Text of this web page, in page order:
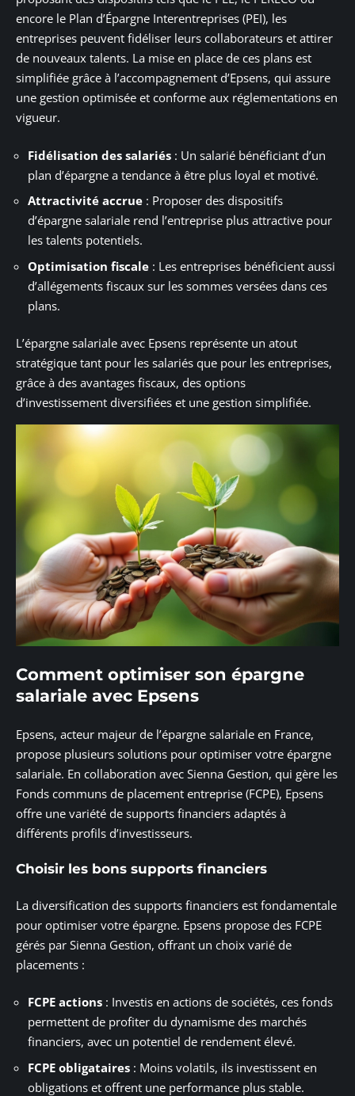
encore le Plan d’Épargne Interentreprises (PEI), les
entreprises peuvent fidéliser leurs collaborateurs et attirer
de nouveaux talents. La mise en place de ces plans est
simplifiée grâce à l’accompagnement d’Epsens, qui assure
une gestion optimisée et conforme aux réglementations en
vigueur.
Fidélisation des salariés : Un salarié bénéficiant d’un
plan d’épargne a tendance à être plus loyal et motivé.
Attractivité accrue : Proposer des dispositifs
d’épargne salariale rend l’entreprise plus attractive pour
les talents potentiels.
Optimisation fiscale : Les entreprises bénéficient aussi
d’allégements fiscaux sur les sommes versées dans ces
plans.
L’épargne salariale avec Epsens représente un atout
stratégique tant pour les salariés que pour les entreprises,
grâce à des avantages fiscaux, des options
d’investissement diversifiées et une gestion simplifiée.
Comment optimiser son épargne
salariale avec Epsens
Epsens, acteur majeur de l’épargne salariale en France,
propose plusieurs solutions pour optimiser votre épargne
salariale. En collaboration avec Sienna Gestion, qui gère les
Fonds communs de placement entreprise (FCPE), Epsens
offre une variété de supports financiers adaptés à
différents profils d’investisseurs.
Choisir les bons supports financiers
La diversification des supports financiers est fondamentale
pour optimiser votre épargne. Epsens propose des FCPE
gérés par Sienna Gestion, offrant un choix varié de
placements :
FCPE actions : Investis en actions de sociétés, ces fonds
permettent de profiter du dynamisme des marchés
financiers, avec un potentiel de rendement élevé.
FCPE obligataires : Moins volatils, ils investissent en
obligations et offrent une performance plus stable.